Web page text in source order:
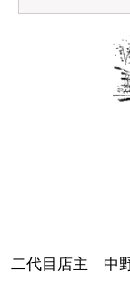
二代目店主 中